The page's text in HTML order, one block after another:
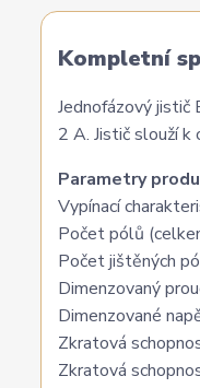
Kompletní
Jednofázový
2 A. Jistič slouží
Parametry
Vypínací
Počet pólů
Počet jištěných
Dimenzovaný
Dimenzované
Zkratová
Zkratová